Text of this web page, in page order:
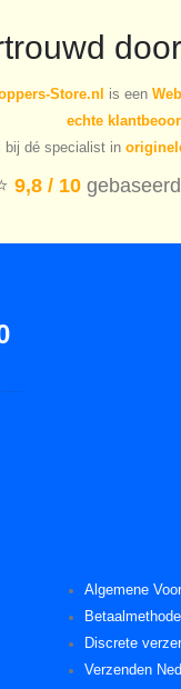
Store.nl is een
echte
bij dé specialist in
9,8 / 10
Algemene
Betaalmethode
Discrete
Verzenden